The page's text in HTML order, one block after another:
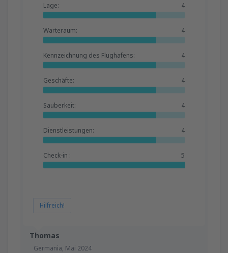
Thomas
Germania, Mai 2024
Lage: 4
Warteraum: 4
Kennzeichnung des Flughafens: 4
Geschäfte: 4
Sauberkeit: 4
Dienstleistungen: 4
Check-in : 5
Hilfreich!